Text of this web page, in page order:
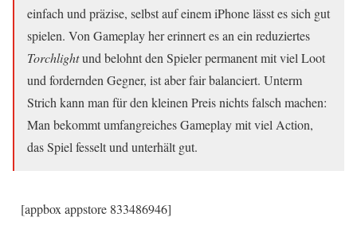
einfach und präzise, selbst auf einem iPhone lässt es sich gut
spielen. Von Gameplay her erinnert es an ein reduziertes
Torchlightund belohnt den Spieler permanent mit viel Loot
und fordernden Gegner, ist aber fair balanciert. Unterm
Strich kann man für den kleinen Preis nichts falsch machen:
Man bekommt umfangreiches Gameplay mit viel Action,
das Spiel fesselt und unterhält gut.
[appbox appstore 833486946]